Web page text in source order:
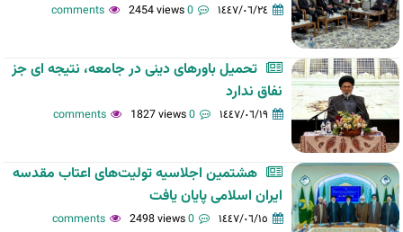
١٤٤٧/٠٦/٢٤ 0 comments
2454 views
تحمیل باورهای دینی در جامعه، نتیجه ای جز
نفاق ندارد
١٤٤٧/٠٦/١٩ 0 comments
1827 views
هشتمین اجلاسیه تولیت‌های اعتاب مقدسه
ایران اسلامی پایان یافت
١٤٤٧/٠٦/١٥ 0 comments
2498 views